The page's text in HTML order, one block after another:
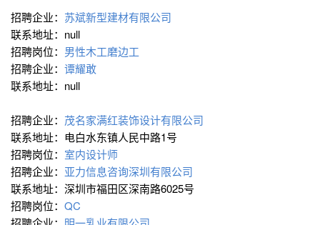
招聘企业： 苏斌新型建材有限公司
联系地址：null
招聘岗位： 男性木工磨边工
招聘企业： 谭耀敢
联系地址：null
招聘企业： 茂名家满红装饰设计有限公司
联系地址：电白水东镇人民中路1号
招聘岗位： 室内设计师
招聘企业： 亚力信息咨询深圳有限公司
联系地址：深圳市福田区深南路6025号
招聘岗位： QC